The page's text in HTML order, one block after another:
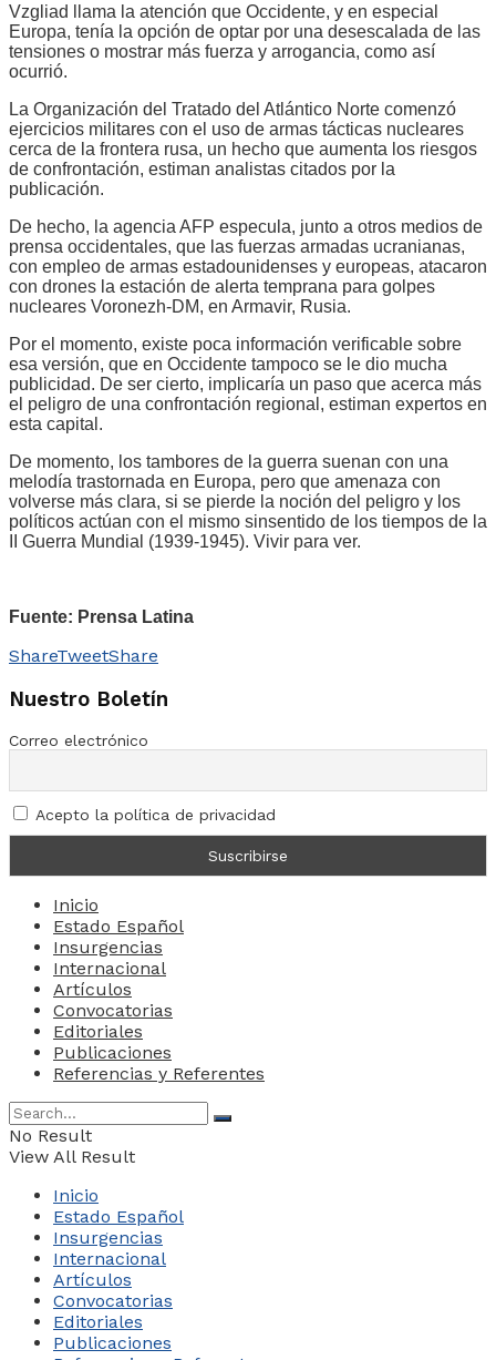
Vzgliad llama la atención que Occidente, y en especial
Europa, tenía la opción de optar por una desescalada de las
tensiones o mostrar más fuerza y arrogancia, como así
ocurrió.
La Organización del Tratado del Atlántico Norte comenzó
ejercicios militares con el uso de armas tácticas nucleares
cerca de la frontera rusa, un hecho que aumenta los riesgos
de confrontación, estiman analistas citados por la
publicación.
De hecho, la agencia AFP especula, junto a otros medios de
prensa occidentales, que las fuerzas armadas ucranianas,
con empleo de armas estadounidenses y europeas, atacaron
con drones la estación de alerta temprana para golpes
nucleares Voronezh-DM, en Armavir, Rusia.
Por el momento, existe poca información verificable sobre
esa versión, que en Occidente tampoco se le dio mucha
publicidad. De ser cierto, implicaría un paso que acerca más
el peligro de una confrontación regional, estiman expertos en
esta capital.
De momento, los tambores de la guerra suenan con una
melodía trastornada en Europa, pero que amenaza con
volverse más clara, si se pierde la noción del peligro y los
políticos actúan con el mismo sinsentido de los tiempos de la
II Guerra Mundial (1939-1945). Vivir para ver.
Fuente: Prensa Latina
ShareTweetShare
Nuestro Boletín
Correo electrónico
Acepto la política de privacidad
Inicio
Estado Español
Insurgencias
Internacional
Artículos
Convocatorias
Editoriales
Publicaciones
Referencias y Referentes
No Result
View All Result
Inicio
Estado Español
Insurgencias
Internacional
Artículos
Convocatorias
Editoriales
Publicaciones